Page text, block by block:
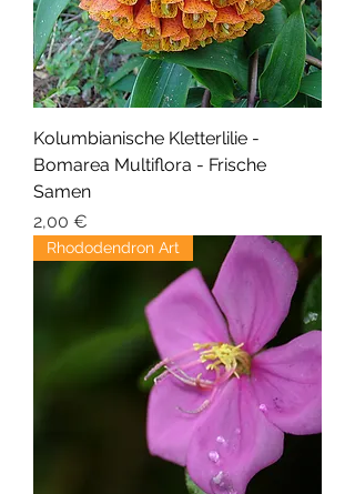
Kolumbianische Kletterlilie -
Bomarea Multiflora - Frische
Samen
Preis
2,00 €
Rhododendron Art